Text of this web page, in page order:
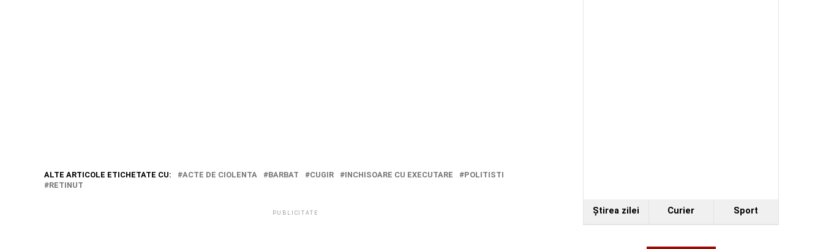
ALTE ARTICOLE ETICHETATE CU: ACTE DE CIOLENTA BARBAT CUGIR INCHISOARE CU EXECUTARE
POLITISTI
RETINUT
PUBLICITATE Ştirea zilei Curier Sport